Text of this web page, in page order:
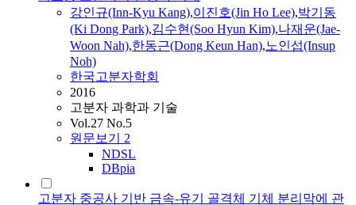
강인규(Inn-Kyu Kang),이진호(Jin Ho Lee),박기동
(Ki Dong Park),김수현(Soo Hyun Kim),나재운(Jae-
Woon Nah),한동근(Dong Keun Han),노인섭(Insup
Noh)
한국고분자학회
2016
고분자 과학과 기술
Vol.27 No.5
원문보기 2
NDSL
DBpia
고분자 중공사 기반 금속-유기 골격체 기체 분리막에 관